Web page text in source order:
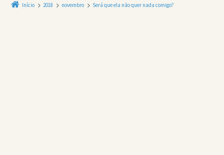
Início 2018 novembro Será que ela não quer nada comigo?